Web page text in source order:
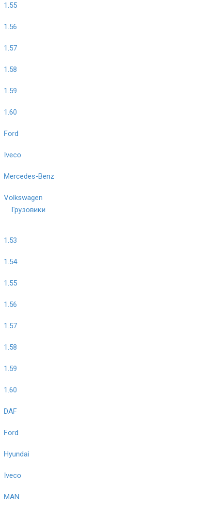
1.55
1.56
1.57
1.58
1.59
1.60
Ford
Iveco
Mercedes-Benz
Volkswagen
Грузовики
1.53
1.54
1.55
1.56
1.57
1.58
1.59
1.60
DAF
Ford
Hyundai
Iveco
MAN